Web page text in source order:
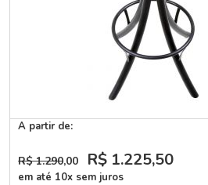
A partir de:
R$ 1.290,00 R$ 1.225,50
em até 10x sem juros